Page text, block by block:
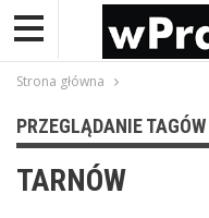
Strona główna
PRZEGLĄDANIE TAGÓW
TARNÓW